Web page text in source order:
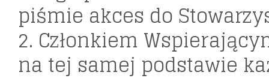
piśmie akces do
2. Członkiem
na tej samej podstawie